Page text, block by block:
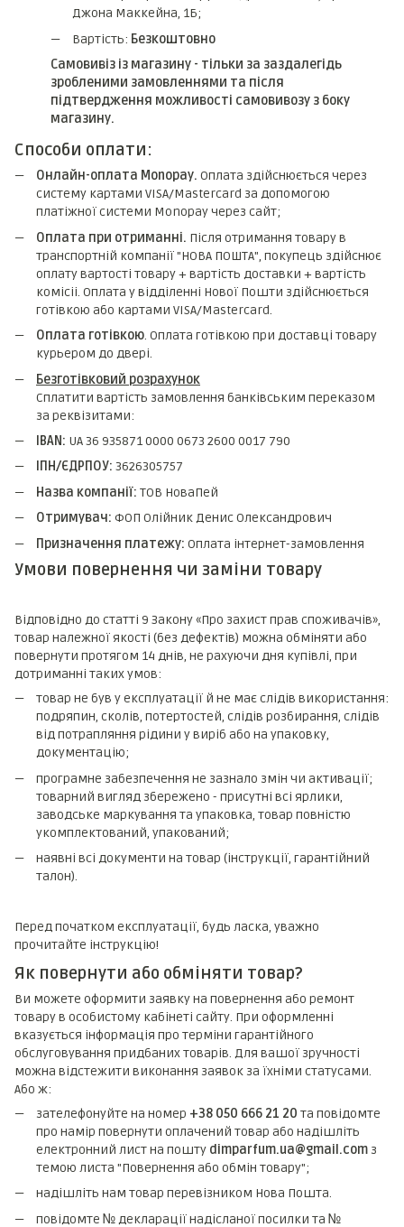
Джона Маккейна, 1Б;
Вартість: Безкоштовно
Самовивіз із магазину - тільки за заздалегідь
зробленими замовленнями та після
підтвердження можливості самовивозу з боку
магазину.
Способи оплати:
Онлайн-оплата Monopay. Оплата здійснюється через
систему картами VISA/Mastercard за допомогою
платіжної системи Monopay через сайт;
Оплата при отриманні. Після отримання товару в
транспортній компанії "НОВА ПОШТА", покупець здійснює
оплату вартості товару + вартість доставки + вартість
комicii. Оплата у відділенні Нової Пошти здійснюється
готівкою або картами VISA/Mastercard.
Оплата готівкою. Оплата готівкою при доставці товару
курьером до двері.
Безготівковий розрахунок
Сплатити вартість замовлення банківським переказом
за реквізитами:
IBAN: UA 36 935871 0000 0673 2600 0017 790
ІПН/ЄДРПОУ: 3626305757
Назва компанії: ТОВ НоваПей
Отримувач: ФОП Олійник Денис Олександрович
Призначення платежу: Оплата інтернет-замовлення
Умови повернення чи заміни товару
Відповідно до статті 9 Закону «Про захист прав споживачів»,
товар належної якості (без дефектів) можна обміняти або
повернути протягом 14 днів, не рахуючи дня купівлі, при
дотриманні таких умов:
товар не був у експлуатації й не має слідів використання:
подряпин, сколів, потертостей, слідів розбирання, слідів
від потрапляння рідини у виріб або на упаковку,
документацію;
програмне забезпечення не зазнало змін чи активації;
товарний вигляд збережено - присутні всі ярлики,
заводське маркування та упаковка, товар повністю
укомплектований, упакований;
наявні всі документи на товар (інструкції, гарантійний
талон).
Перед початком експлуатації, будь ласка, уважно
прочитайте інструкцію!
Як повернути або обміняти товар?
Ви можете оформити заявку на повернення або ремонт
товару в особистому кабінеті сайту. При оформленні
вказується інформація про терміни гарантійного
обслуговування придбаних товарів. Для вашої зручності
можна відстежити виконання заявок за їхніми статусами.
Або ж:
зателефонуйте на номер +38 050 666 21 20 та повідомте
про намір повернути оплачений товар або надішліть
електронний лист на пошту dimparfum.ua@gmail.com з
темою листа "Повернення або обмін товару";
надішліть нам товар перевізником Нова Пошта.
повідомте № декларації надісланої посилки та №